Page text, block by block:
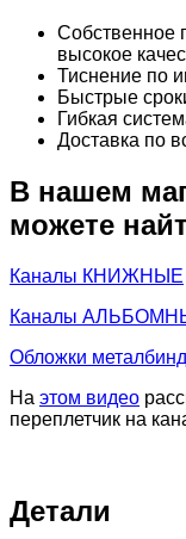
Собственное
высокое
Тиснение по
Быстрые
Гибкая
Доставка по
В нашем
можете
Каналы КНИЖНЫЕ
Каналы
Обложки
На этом видео
переплетчик на
Детали